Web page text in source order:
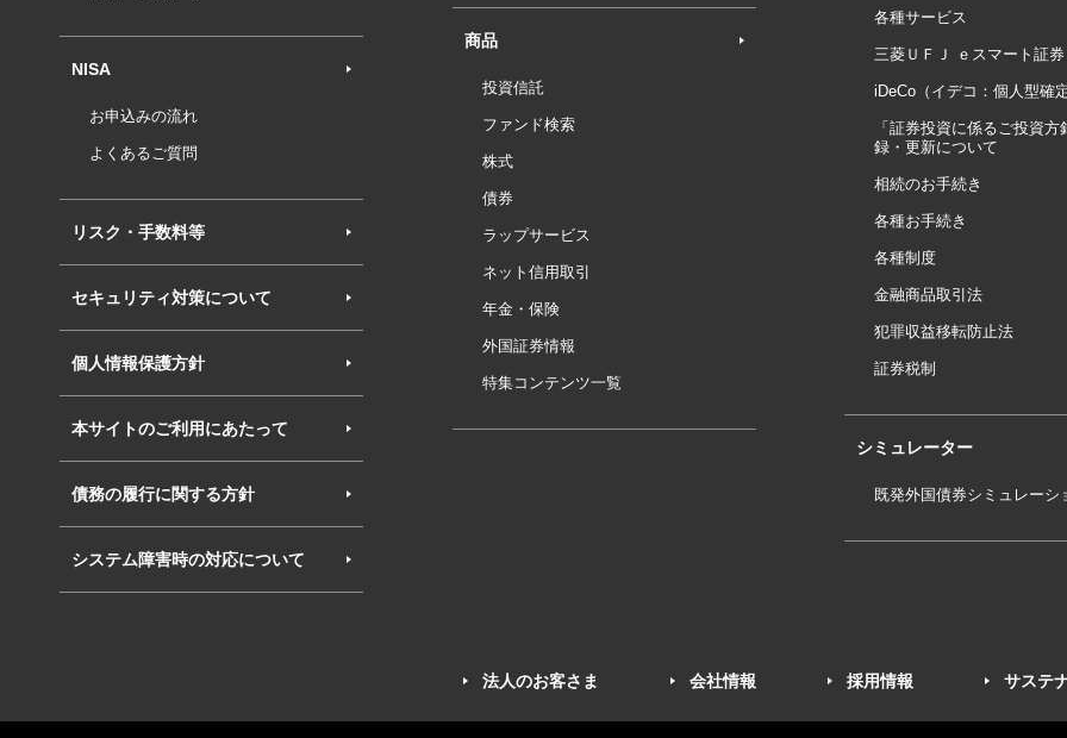
NISA
お申込みの流れ
よくあるご質問
リスク・手数料等
セキュリティ対策について
個人情報保護方針
本サイトのご利用にあたって
債務の履行に関する方針
システム障害時の対応について
商品
投資信託
ファンド検索
株式
債券
ラップサービス
ネット信用取引
年金・保険
外国証券情報
特集コンテンツ一覧
各種サービス
三菱ＵＦＪ ｅスマート証券
iDeCo（イデコ：個人型確
「証券投資に係るご投資方
録・更新について
相続のお手続き
各種お手続き
各種制度
金融商品取引法
犯罪収益移転防止法
証券税制
シミュレーター
既発外国債券シミュレーシ
法人のお客さま 会社情報 採用情報 サステ